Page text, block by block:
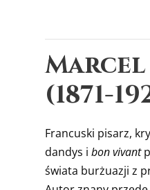
(1871-
Francuski pisarz,
dandys i bon vivant
świata burżuazji z